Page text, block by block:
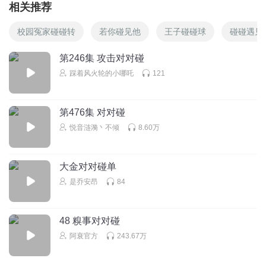
相关推荐
校园冤家碰碰转 若你碰见他 王子碰碰球 碰碰遇见
第246集 攻击对对碰
踩着风火轮的小哪吒 121
第476集 对对碰
悦音涟漪丶不倾 8.60万
大金对对碰单
是乔安昂 84
48 糗事对对碰
阿衰官方 243.67万